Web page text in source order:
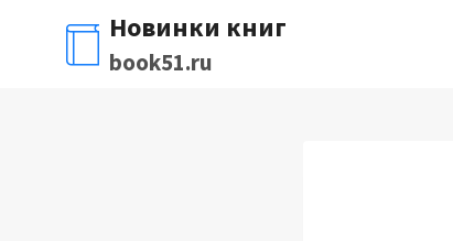
содержимому
Новинки книг
book51.ru